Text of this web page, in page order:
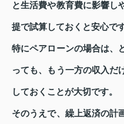
と生活費や教育費に影響し
提で試算しておくと安心です
特にペアローンの場合は、
っても、もう一方の収入だ
しておくことが大切です。
そのうえで、繰上返済の計